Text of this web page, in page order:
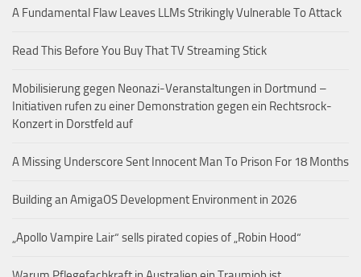
A Fundamental Flaw Leaves LLMs Strikingly Vulnerable To Attack
Read This Before You Buy That TV Streaming Stick
Mobilisierung gegen Neonazi-Veranstaltungen in Dortmund –
Initiativen rufen zu einer Demonstration gegen ein Rechtsrock-
Konzert in Dorstfeld auf
A Missing Underscore Sent Innocent Man To Prison For 18 Months
Building an AmigaOS Development Environment in 2026
„Apollo Vampire Lair“ sells pirated copies of „Robin Hood“